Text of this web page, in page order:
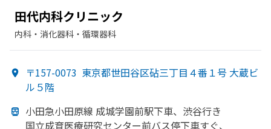
田代内科クリニック
内科・​消化器科・​循環器科
〒157-0073 東京都世田谷区砧三丁目４番１号 大蔵ビ
ル５階
小田急小田原線 成城学園前駅下車、 渋谷行き
国立成育医療研究センター前バス停下車すぐ、